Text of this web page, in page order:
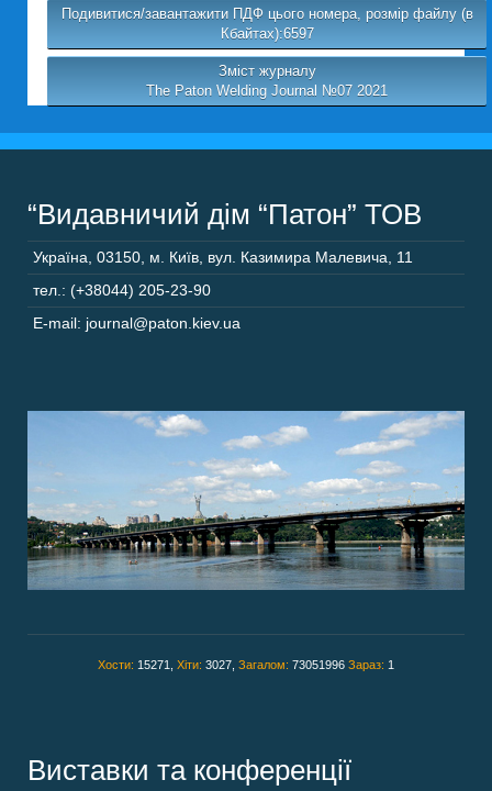
Подивитися/завантажити ПДФ цього номера, розмір файлу (в
Кбайтах):6597
Зміст журналу
The Paton Welding Journal №07 2021
“Видавничий дім “Патон” ТОВ
Україна 03150 м. Київ, вул. Казимира Малевича, 11
тел.: (+38044) 205-23-90
E-mail: journal@paton.kiev.ua
Хости: 15271, Хіти: 3027, Загалом: 73051996 Зараз: 1
Виставки та конференції